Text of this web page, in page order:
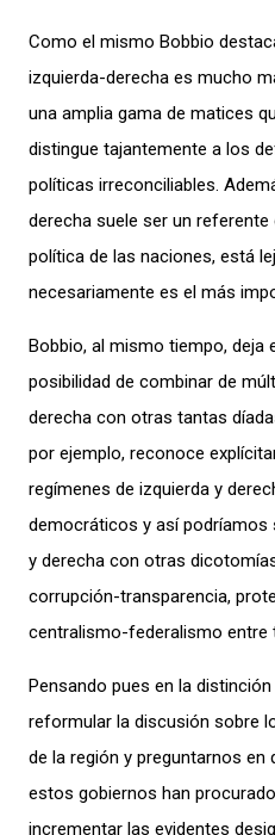
Como el mismo Bobbio
izquierda-derecha es mucho
una amplia gama de matices
distingue tajantemente a los
políticas irreconciliables.
derecha suele ser un referente
política de las naciones, está
necesariamente es el más
Bobbio, al mismo tiempo, deja
posibilidad de combinar de
derecha con otras tantas
por ejemplo, reconoce
regímenes de izquierda y
democráticos y así podríamos
y derecha con otras
corrupción-transparencia,
centralismo-federalismo entre
Pensando pues en la
reformular la discusión sobre
de la región y preguntarnos en
estos gobiernos han
incrementar las evidentes